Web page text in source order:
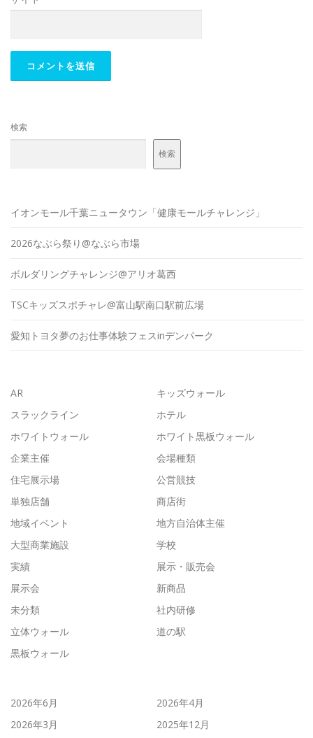
検索
検索
イオンモール千葉ニュータウン「健康モールチャレンジ」
2026なぶら祭り@なぶら市場
ボルダリングチャレンジ@アリオ葛西
TSCキッズスポチャレ@富山駅南口駅前広場
愛知トヨタ夢のお仕事体験フェスinデンパーク
AR
キッズウォール
スラックライン
ホテル
ホワイトウォール
ホワイト黒板ウォール
企業主催
会場種類
住宅展示場
公営競技
単独店舗
商店街
地域イベント
地方自治体主催
大型商業施設
学校
実績
展示・販売会
展示会
新商品
未分類
社内研修
立体ウォール
道の駅
黒板ウォール
2026年6月
2026年4月
2026年3月
2025年12月